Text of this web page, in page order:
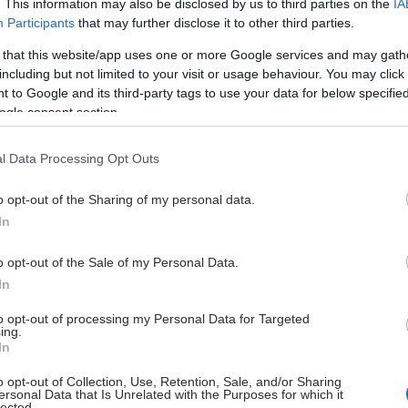
This information may also be disclosed by us to third parties on the
Participants that may further disclose it to other third parties.
that this website/app uses one or more Google services and may
but not limited to your visit or usage behaviour. You may
to Google and its third-party tags to use your data for below
consent section.
Data Processing Opt Outs
opt-out of the Sharing of my personal data.
opt-out of the Sale of my Personal Data.
opt-out of processing my Personal Data for Targeted
opt-out of Collection, Use, Retention, Sale, and/or Sharing
Data that Is Unrelated with the Purposes for which it
Επιστήμονες θεωρούν ότι γενετικοί
την μειωμένη πυκνότητα των
συνάψεων.
Πέμπτη, 19 Μαρτίου 2026, 14:20
επιταχύνουν τη φθορά της
Η έρευνα ανοίγει νέους δρόμους για
Αλτσχάιμερ: Η άσκηση και ο